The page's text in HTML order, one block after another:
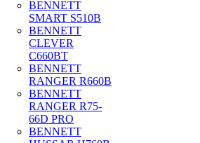
BENNETT
SMART S510B
BENNETT
CLEVER
C660BT
BENNETT
RANGER R660B
BENNETT
RANGER R75-
66D PRO
BENNETT